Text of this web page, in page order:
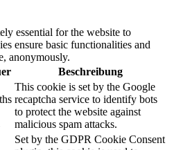
essential for the website to
ensure basic functionalities and
anonymously.
Beschreibung
This cookie is set by the Google
recaptcha service to identify bots
to protect the website against
malicious spam attacks.
Set by the GDPR Cookie Consent